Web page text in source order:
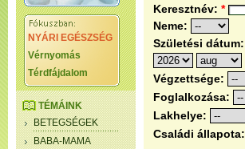
NYÁRI EGÉSZSÉG
Vérnyomás
Térdfájdalom
TÉMÁINK
BETEGSÉGEK
BABA-MAMA
Keresztnév: *
Neme:
Születési dátum:
Végzettsége:
Foglalkozása:
Lakhelye:
Családi állapota: